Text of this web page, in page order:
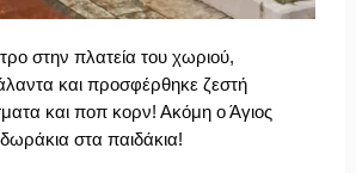
στην πλατεία του χωριού,
και προσφέρθηκε ζεστή
και ποπ κορν! Ακόμη ο Άγιος
στα παιδάκια!